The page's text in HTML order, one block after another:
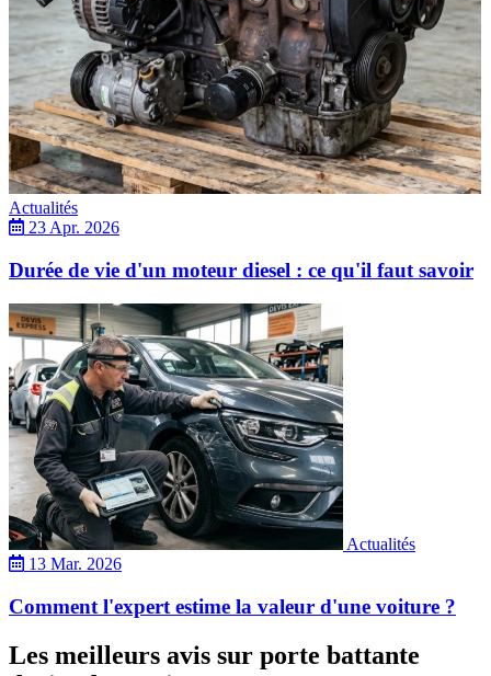
Actualités
23 Apr. 2026
Durée de vie d'un moteur diesel : ce qu'il faut savoir
Actualités
13 Mar. 2026
Comment l'expert estime la valeur d'une voiture ?
Les meilleurs avis sur porte battante